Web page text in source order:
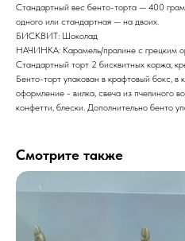
Стандартный вес бенто-торта — 400
одного или стандартная — на двоих.
БИСКВИТ: Шоколад
НАЧИНКА: Карамель/пралине с грецким
Стандартный торт 2 бисквитных коржа,
Бенто-торт упакован в крафтовый бокс, в
оформление - вилка, свеча из пчелиного
конфетти, блески. Дополнительно бенто
Смотрите также